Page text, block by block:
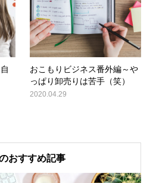
おこもりビジネス番外編～や
っぱり卸売りは苦手（笑）
2020.04.29
おすすめ記事